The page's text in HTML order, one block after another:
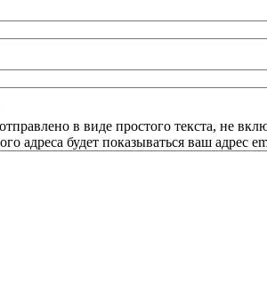
в виде простого текста, не
адреса будет показываться ваш адрес